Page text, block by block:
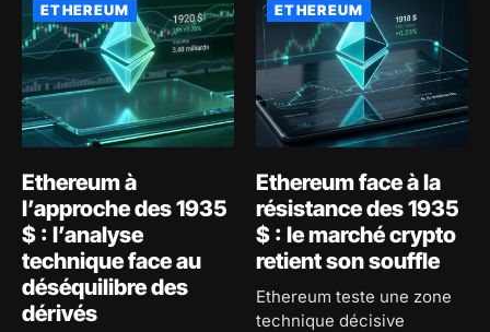
ETHEREUM
Ethereum à
l’approche des 1935
$ : l’analyse
technique face au
déséquilibre des
dérivés
ETHEREUM
Ethereum face à la
résistance des 1935
$ : le marché crypto
retient son souffle
Ethereum teste une zone
technique décisive